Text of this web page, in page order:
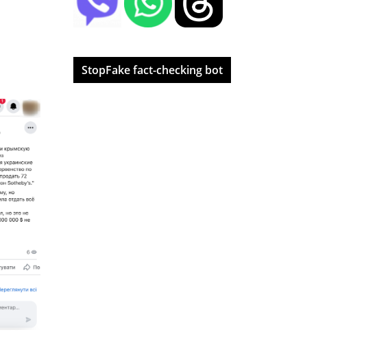
StopFake fact-checking bot